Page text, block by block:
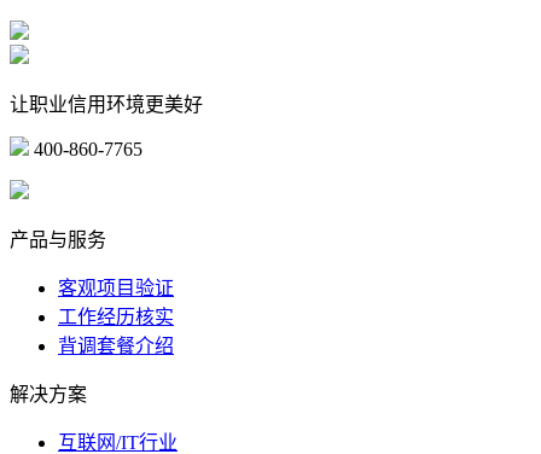
让职业信用环境更美好
400-860-7765
产品与服务
客观项目验证
工作经历核实
背调套餐介绍
解决方案
互联网/IT行业